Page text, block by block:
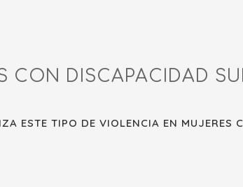
CON DISCAPACIDAD
ESTE TIPO DE VIOLENCIA EN MUJERES